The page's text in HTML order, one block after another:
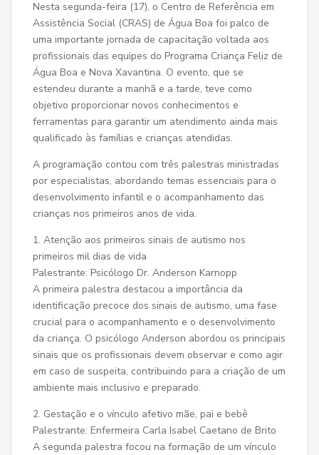
Nesta segunda-feira (17), o Centro de Referência em
Assistência Social (CRAS) de Água Boa foi palco de
uma importante jornada de capacitação voltada aos
profissionais das equipes do Programa Criança Feliz de
Água Boa e Nova Xavantina. O evento, que se
estendeu durante a manhã e a tarde, teve como
objetivo proporcionar novos conhecimentos e
ferramentas para garantir um atendimento ainda mais
qualificado às famílias e crianças atendidas.
A programação contou com três palestras ministradas
por especialistas, abordando temas essenciais para o
desenvolvimento infantil e o acompanhamento das
crianças nos primeiros anos de vida.
1. Atenção aos primeiros sinais de autismo nos
primeiros mil dias de vida
Palestrante: Psicólogo Dr. Anderson Karnopp
A primeira palestra destacou a importância da
identificação precoce dos sinais de autismo, uma fase
crucial para o acompanhamento e o desenvolvimento
da criança. O psicólogo Anderson abordou os principais
sinais que os profissionais devem observar e como agir
em caso de suspeita, contribuindo para a criação de um
ambiente mais inclusivo e preparado.
2. Gestação e o vínculo afetivo mãe, pai e bebê
Palestrante: Enfermeira Carla Isabel Caetano de Brito
A segunda palestra focou na formação de um vínculo